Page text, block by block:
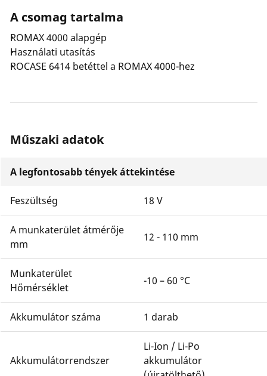
A csomag tartalma
ROMAX 4000 alapgép
Használati utasítás
ROCASE 6414 betéttel a ROMAX 4000-hez
Műszaki adatok
A legfontosabb tények áttekintése
Feszültség 18 V
A munkaterület átmérője
mm
12 - 110 mm
Munkaterület
Hőmérséklet
-10 – 60 °C
Akkumulátor száma 1 darab
Akkumulátorrendszer
Li-Ion / Li-Po
akkumulátor